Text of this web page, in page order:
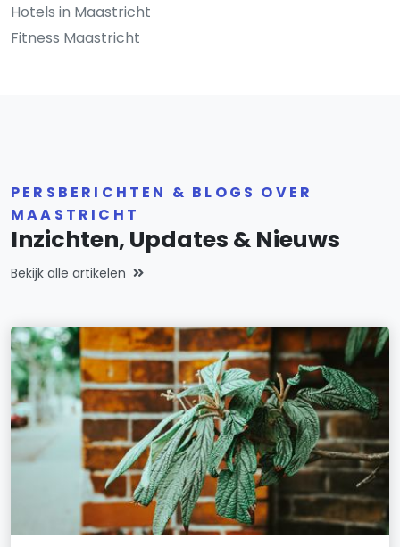
Hotels in Maastricht
Fitness Maastricht
PERSBERICHTEN & BLOGS OVER
MAASTRICHT
Inzichten, Updates & Nieuws
Bekijk alle artikelen